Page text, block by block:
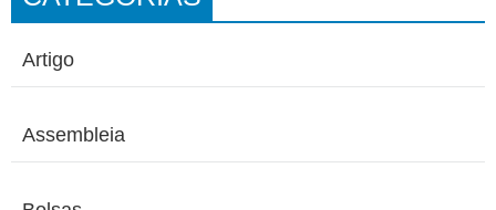
Artigo
Assembleia